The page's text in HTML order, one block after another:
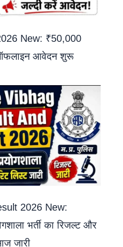
New: ₹50,000
आवेदन शुरू
2026 New:
भर्ती का रिजल्ट और
जारी